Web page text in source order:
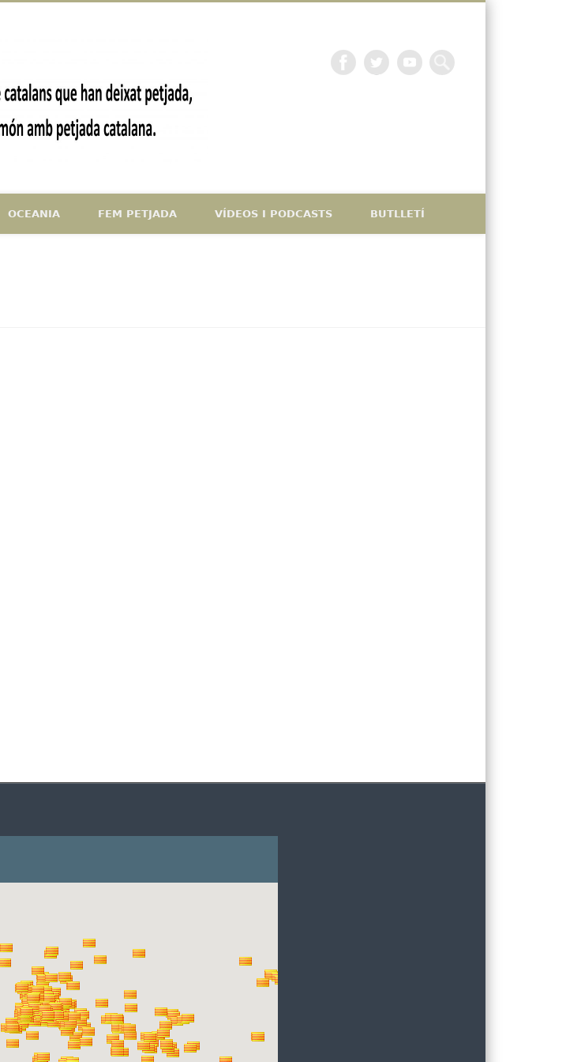
La petjada catalana
OCEANIA FEM PETJADA VÍDEOS I PODCASTS BUTLLETÍ